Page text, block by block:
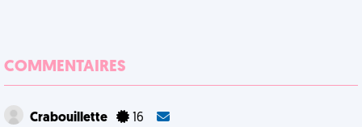
COMMENTAIRES
Crabouillette 16